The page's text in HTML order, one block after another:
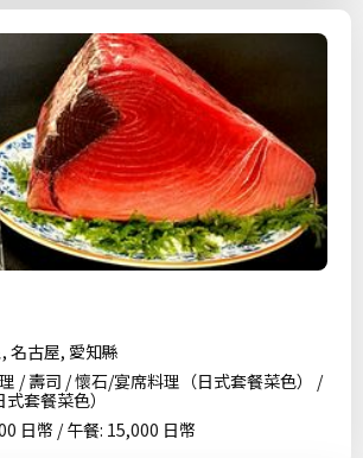
名古屋, 愛知縣
/ 壽司 / 懷石/宴席料理（日式套餐菜色） /
套餐菜色）
日幣 / 午餐: 15,000 日幣